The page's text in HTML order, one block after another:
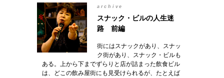
archive
スナック・ビルの人生迷
路 前編
街にはスナックがあり、スナッ
ク街があり、スナック・ビルも
ある。上から下までずらりと店が詰まった飲食ビル
は、どこの飲み屋街にも見受けられるが、たとえば